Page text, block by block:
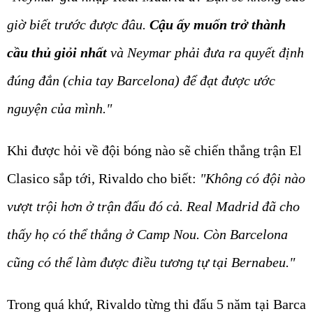
giờ biết trước được đâu. Cậu ấy muốn trở thành
cầu thủ giỏi nhất và Neymar phải đưa ra quyết định
đúng đắn (chia tay Barcelona) để đạt được ước
nguyện của mình."
Khi được hỏi về đội bóng nào sẽ chiến thắng trận El
Clasico sắp tới, Rivaldo cho biết: "Không có đội nào
vượt trội hơn ở trận đấu đó cả. Real Madrid đã cho
thấy họ có thể thắng ở Camp Nou. Còn Barcelona
cũng có thể làm được điều tương tự tại Bernabeu."
Trong quá khứ, Rivaldo từng thi đấu 5 năm tại Barca